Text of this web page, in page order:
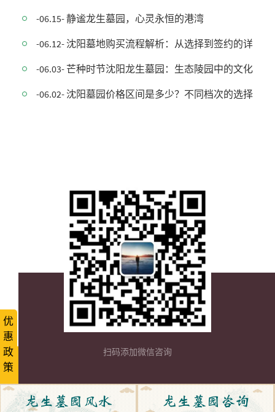
-06.15- 静谧龙生墓园，心灵永恒的港湾
-06.12- 沈阳墓地购买流程解析：从选择到签约的详细指
-06.03- 芒种时节沈阳龙生墓园：生态陵园中的文化传
-06.02- 沈阳墓园价格区间是多少？不同档次的选择有
扫码添加微信咨询
优
惠
政
策